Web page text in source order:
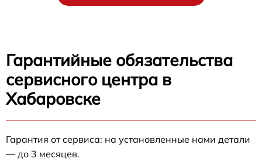
Гарантийные обязательства
сервисного центра в
Хабаровске
Гарантия от сервиса: на установленные нами детали
— до 3 месяцев.